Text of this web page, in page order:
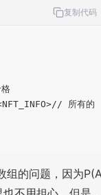
复制代码
组的问题，因为